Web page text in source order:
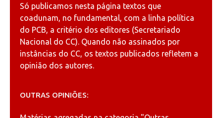
Só publicamos nesta página textos que
coadunam, no fundamental, com a linha política
do PCB, a critério dos editores (Secretariado
Nacional do CC). Quando não assinados por
instâncias do CC, os textos publicados refletem a
opinião dos autores.
OUTRAS OPINIÕES: